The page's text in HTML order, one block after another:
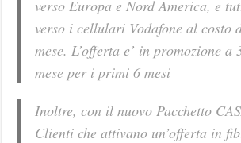
verso Europa e Nord America, e
verso i cellulari Vodafone al costo
mese. L’offerta e’ in promozione a
mese per i primi 6 mesi
Inoltre, con il nuovo Pacchetto
Clienti che attivano un’offerta in